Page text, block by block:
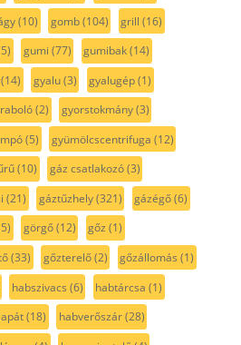
(10) gomb(104) grill (16)
gumi (77) gumibak(14)
(14) gyalu(3) gyalugép(1)
(2) gyorstokmány(3)
(5) gyümölcscentrifuga (12)
(10) gáz csatlakozó(3)
(21) gáztűzhely(321) gázégő(6)
görgő(12) gőz (1)
(33) gőzterelő(2) gőzállomás (1)
habszivacs (6) habtárcsa (1)
(18) habverőszár(28)